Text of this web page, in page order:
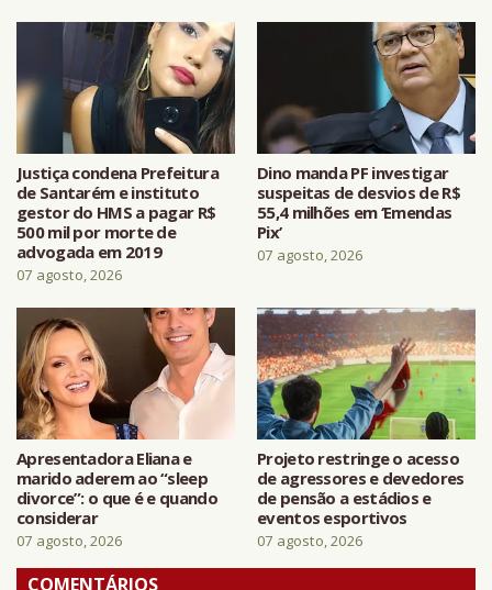
Justiça condena Prefeitura
de Santarém e instituto
gestor do HMS a pagar R$
500 mil por morte de
advogada em 2019
07 agosto, 2026
Dino manda PF investigar
suspeitas de desvios de R$
55,4 milhões em ‘Emendas
Pix’
07 agosto, 2026
Apresentadora Eliana e
marido aderem ao “sleep
divorce”: o que é e quando
considerar
07 agosto, 2026
Projeto restringe o acesso
de agressores e devedores
de pensão a estádios e
eventos esportivos
07 agosto, 2026
COMENTÁRIOS